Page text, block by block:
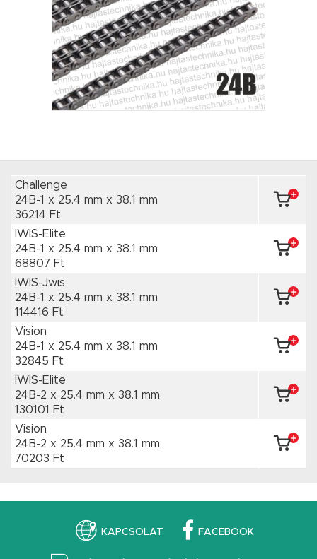
Challenge
24B-1 x 25.4 mm x 38.1 mm
36214 Ft
IWIS-Elite
24B-1 x 25.4 mm x 38.1 mm
68807 Ft
IWIS-Jwis
24B-1 x 25.4 mm x 38.1 mm
114416 Ft
Vision
24B-1 x 25.4 mm x 38.1 mm
32845 Ft
IWIS-Elite
24B-2 x 25.4 mm x 38.1 mm
130101 Ft
Vision
24B-2 x 25.4 mm x 38.1 mm
70203 Ft
KAPCSOLAT FACEBOOK